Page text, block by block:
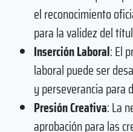
el reconocimiento
para la validez del
Inserción Laboral: El
laboral puede ser
y perseverancia para
Presión Creativa: La
aprobación para las